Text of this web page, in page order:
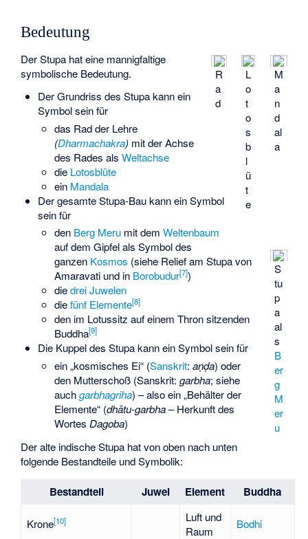
Bedeutung
M
a
n
d
al
a
L
o
t
o
s
b
l
ü
t
e
R
a
d
S
tu
p
a
al
s
B
er
g
M
er
u
Der Stupa hat eine mannigfaltige
symbolische Bedeutung.
Der Grundriss des Stupa kann ein
Symbol sein für
das Rad der Lehre
(Dharmachakra) mit der Achse
des Rades alsWeltachse
die Lotosblüte
ein Mandala
Der gesamte Stupa-Bau kann ein Symbol
sein für
den Berg Meru mit demWeltenbaum
auf dem Gipfel als Symbol des
ganzen Kosmos (siehe Relief am Stupa von
Amaravati und in Borobudur[7])
diedrei Juwelen
diefünf Elemente[8]
den im Lotussitz auf einem Thron sitzenden
Buddha[9]
Die Kuppel des Stupa kann ein Symbol sein für
ein „kosmisches Ei“ (Sanskrit:aṇḍa) oder
den Mutterschoß (Sanskrit:garbha; siehe
auchgarbhagriha) – also ein „Behälter der
Elemente“ (dhātu-garbha– Herkunft des
WortesDagoba)
Der alte indische Stupa hat von oben nach unten
folgende Bestandteile und Symbolik:
Bestandteil Juwel Element Buddha
Krone[10]
Luft und
Raum
Bodhi